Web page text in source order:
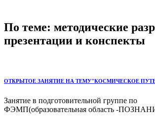
По теме: методические
презентации и конспекты
ОТКРЫТОЕ ЗАНЯТИЕ НА ТЕМУ"КОСМИЧЕСКОЕ
Занятие в подготовительной группе по
ФЭМП(образовательная область -